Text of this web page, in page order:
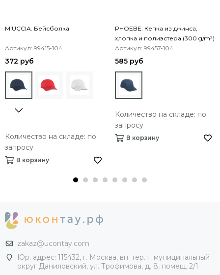
MIUCCIA. Бейсболка
Артикул: 99415-104
372 руб
Количество на складе: по
запросу
В корзину
PHOEBE. Кепка из джинса,
хлопка и полиэстера (300 g/m²)
Артикул: 99457-104
585 руб
Количество на складе: по
запросу
В корзину
zakaz@ucontay.com
Юр. адрес: 115432, г. Москва, вн. тер. г. муниципальный
округ Даниловский, ул. Трофимова, д. 8, помещ. 2/1